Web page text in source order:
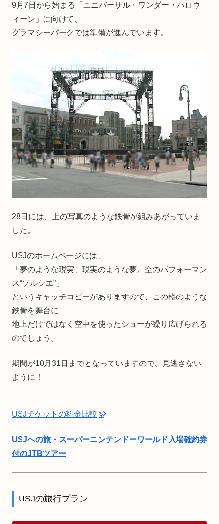
9月7日から始まる「ユニバーサル・ワンダー・ハロウ
ィーン」に向けて、
グラマシーパークでは準備が進んでいます。
28日には、上の写真のような鉄骨が組みあがっていま
した。
USJのホームページには、
「夢のような現実、現実のような夢。空のパフォーマン
ス“ソルシエ”」
というキャッチコピーがありますので、この櫓のような
鉄骨を舞台に
地上だけではなく空中を使ったショーが繰り広げられる
のでしょう。
期間が10月31日までとなっていますので、見逃さない
ように！
USJチケットの料金比較
USJへの旅・スーパーニンテンドーワールド入場確約券
付のJTBツアー
USJの旅行プラン